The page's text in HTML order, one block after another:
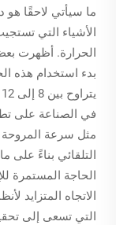
الأشياء التي
بدء استخدام هذه
في الصناعة على
مثل سرعة المروحة
التلقائي بناءً
الحاجة المستمرة
الاتجاه المتزايد
التي تسعى إلى